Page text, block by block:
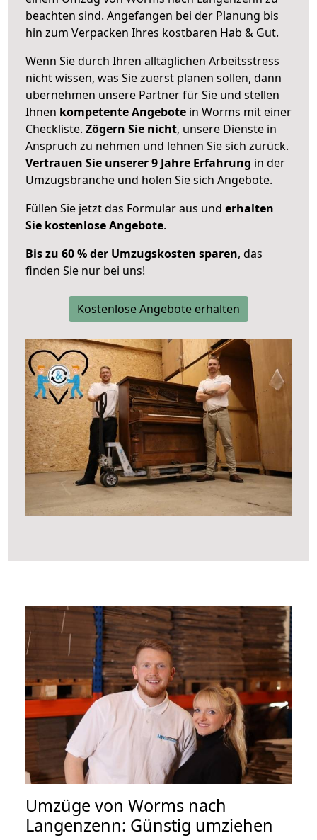
beachten sind. Angefangen bei der Planung bis
hin zum Verpacken Ihres kostbaren Hab & Gut.
Wenn Sie durch Ihren alltäglichen Arbeitsstress
nicht wissen, was Sie zuerst planen sollen, dann
übernehmen unsere Partner für Sie und stellen
Ihnen kompetente Angebote in Worms mit einer
Checkliste. Zögern Sie nicht, unsere Dienste in
Anspruch zu nehmen und lehnen Sie sich zurück.
Vertrauen Sie unserer 9 Jahre Erfahrung in der
Umzugsbranche und holen Sie sich Angebote.
Füllen Sie jetzt das Formular aus und erhalten
Sie kostenlose Angebote.
Bis zu 60 % der Umzugskosten sparen, das
finden Sie nur bei uns!
Kostenlose Angebote erhalten
Umzüge von Worms nach
Langenzenn: Günstig umziehen